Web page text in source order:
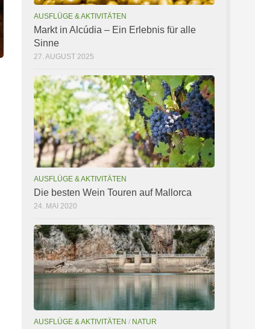
AUSFLÜGE & AKTIVITÄTEN
Markt in Alcúdia – Ein Erlebnis für alle
Sinne
27. AUGUST 2025
AUSFLÜGE & AKTIVITÄTEN
Die besten Wein Touren auf Mallorca
24. MAI 2020
AUSFLÜGE & AKTIVITÄTEN / NATUR